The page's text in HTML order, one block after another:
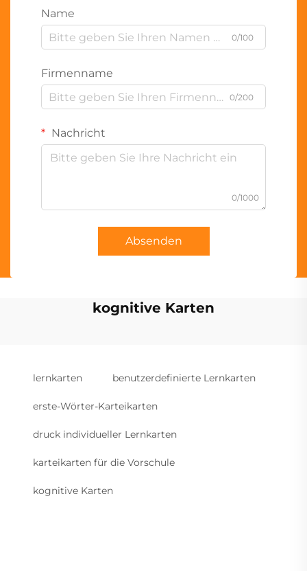
Name
0/100
Firmenname
0/200
Nachricht
0/1000
Absenden
kognitive Karten
lernkarten benutzerdefinierte Lernkarten
erste-Wörter-Karteikarten
druck individueller Lernkarten
karteikarten für die Vorschule
kognitive Karten